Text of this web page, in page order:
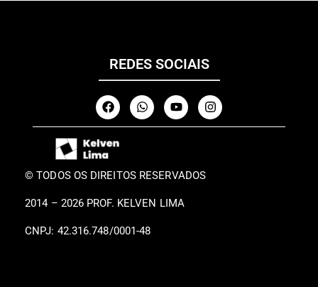
REDES SOCIAIS
© TODOS OS DIREITOS RESERVADOS
2014 – 2026 PROF. KELVEN LIMA
CNPJ: 42.316.748/0001-48